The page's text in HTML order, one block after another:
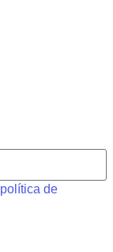
política de